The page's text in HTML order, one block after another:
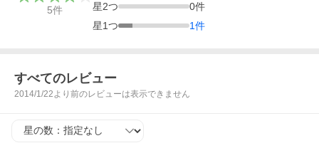
5件
星2つ 0件
星1つ 1件
すべてのレビュー
2014/1/22より前のレビューは表示できません
星の数